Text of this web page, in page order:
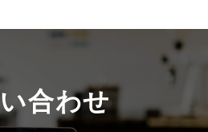
合わせ